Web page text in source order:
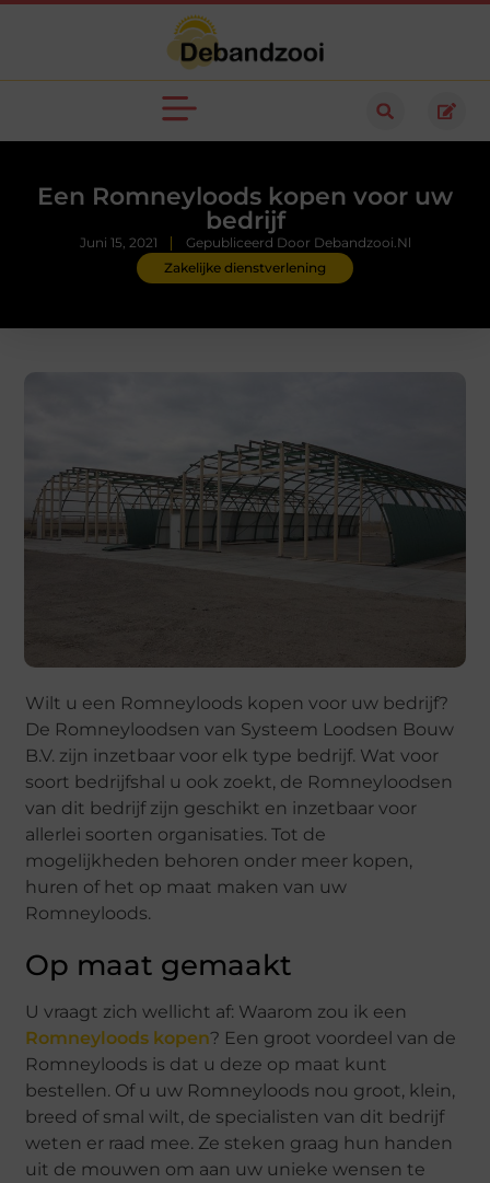
Een Romneyloods kopen voor uw
bedrijf
Zakelijke dienstverlening
Juni 15, 2021 Gepubliceerd Door Debandzooi.nl
Wilt u een Romneyloods kopen voor uw bedrijf?
De Romneyloodsen van Systeem Loodsen Bouw
B.V. zijn inzetbaar voor elk type bedrijf. Wat voor
soort bedrijfshal u ook zoekt, de Romneyloodsen
van dit bedrijf zijn geschikt en inzetbaar voor
allerlei soorten organisaties. Tot de
mogelijkheden behoren onder meer kopen,
huren of het op maat maken van uw
Romneyloods.
Op maat gemaakt
U vraagt zich wellicht af: Waarom zou ik een
Romneyloods kopen? Een groot voordeel van de
Romneyloods is dat u deze op maat kunt
bestellen. Of u uw Romneyloods nou groot, klein,
breed of smal wilt, de specialisten van dit bedrijf
weten er raad mee. Ze steken graag hun handen
uit de mouwen om aan uw unieke wensen te